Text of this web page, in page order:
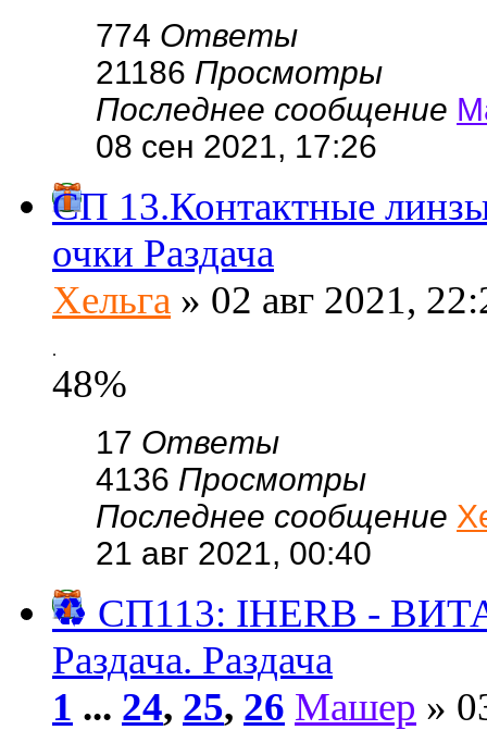
774 Ответы
21186 Просмотры
Последнее сообщение
08 сен 2021, 17:26
СП 13.Контактные
очки Раздача
Хельга » 02 авг 2021,
.
48%
17 Ответы
4136 Просмотры
Последнее сообщение
21 авг 2021, 00:40
♻️ СП113: IHERB -
Раздача. Раздача
1 ... 24, 25, 26 Машер »